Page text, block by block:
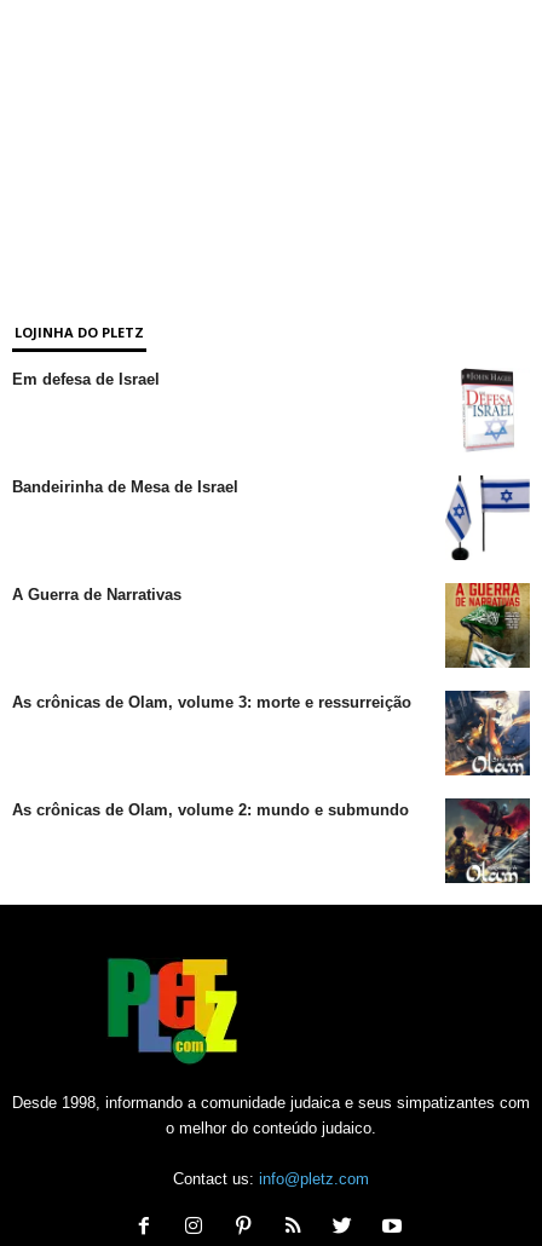
LOJINHA DO PLETZ
Em defesa de Israel
Bandeirinha de Mesa de Israel
A Guerra de Narrativas
As crônicas de Olam, volume 3: morte e ressurreição
As crônicas de Olam, volume 2: mundo e submundo
Desde 1998, informando a comunidade judaica e seus simpatizantes com
o melhor do conteúdo judaico.
Contact us: info@pletz.com